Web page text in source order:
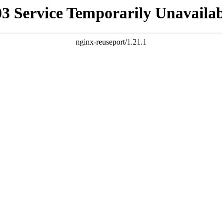
Service Temporarily
nginx-reuseport/1.21.1